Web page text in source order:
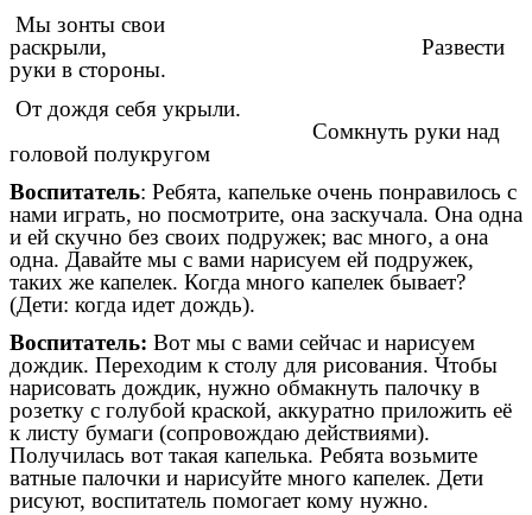
Мы зонты свои
раскрыли, Развести
руки в стороны.
От дождя себя укрыли.
Сомкнуть руки над
головой полукругом
Воспитатель: Ребята, капельке очень понравилось с
нами играть, но посмотрите, она заскучала. Она одна
и ей скучно без своих подружек; вас много, а она
одна. Давайте мы с вами нарисуем ей подружек,
таких же капелек. Когда много капелек бывает?
(Дети: когда идет дождь).
Воспитатель: Вот мы с вами сейчас и нарисуем
дождик. Переходим к столу для рисования. Чтобы
нарисовать дождик, нужно обмакнуть палочку в
розетку с голубой краской, аккуратно приложить её
к листу бумаги (сопровождаю действиями).
Получилась вот такая капелька. Ребята возьмите
ватные палочки и нарисуйте много капелек. Дети
рисуют, воспитатель помогает кому нужно.